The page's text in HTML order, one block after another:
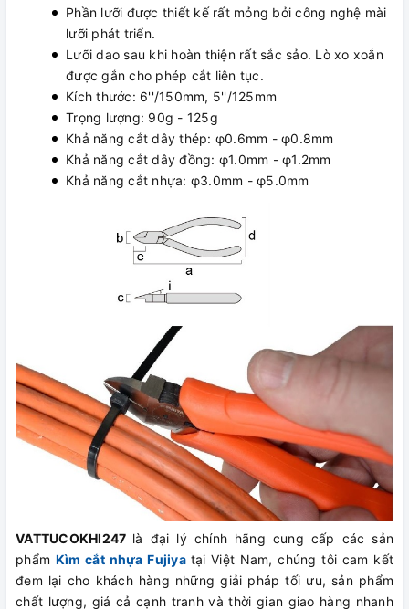
Phần lưỡi được thiết kế rất mỏng bởi công nghệ mài
lưỡi phát triển.
Lưỡi dao sau khi hoàn thiện rất sắc sảo. Lò xo xoắn
được gắn cho phép cắt liên tục.
Kích thước: 6''/150mm, 5''/125mm
Trọng lượng: 90g - 125g
Khả năng cắt dây thép: φ0.6mm - φ0.8mm
Khả năng cắt dây đồng: φ1.0mm - φ1.2mm
Khả năng cắt nhựa: φ3.0mm - φ5.0mm
VATTUCOKHI247 là đại lý chính hãng cung cấp các sản
phẩm Kìm cắt nhựa Fujiya tại Việt Nam, chúng tôi cam kết
đem lại cho khách hàng những giải pháp tối ưu, sản phẩm
chất lượng, giá cả cạnh tranh và thời gian giao hàng nhanh